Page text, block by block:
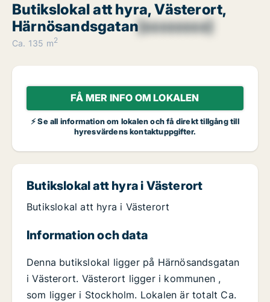
Butikslokal att hyra, Västerort,
Härnösandsgatan[xxxxxxxx]
Ca. 135 m2
FÅ MER INFO OM LOKALEN
⚡ Se all information om lokalen och få direkt tillgång till
hyresvärdens kontaktuppgifter.
Butikslokal att hyra i Västerort
Butikslokal att hyra i Västerort
Information och data
Denna butikslokal ligger på Härnösandsgatan
i Västerort. Västerort ligger i kommunen ,
som ligger i Stockholm. Lokalen är totalt Ca.